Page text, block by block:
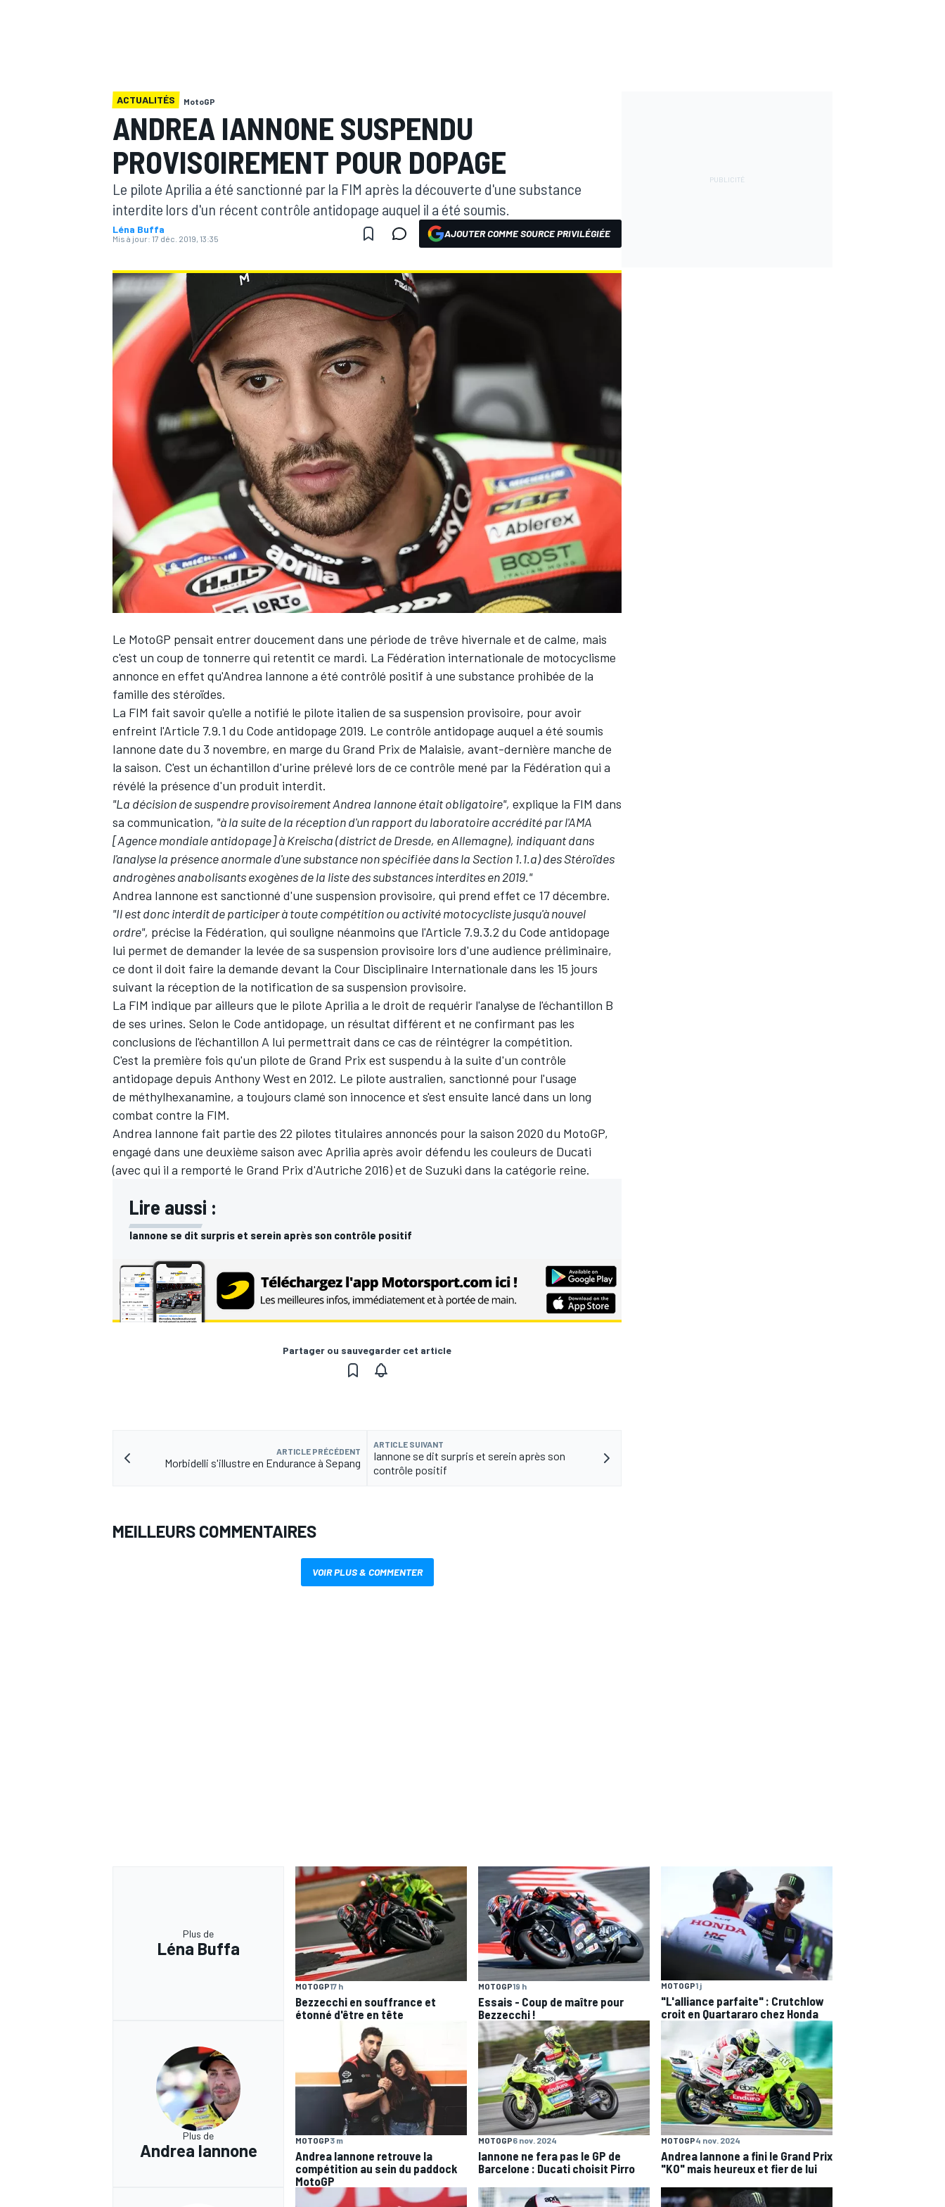
MOTOGP
WRC
WEC
ACTUALITÉS MotoGP
ANDREA IANNONE SUSPENDU
PROVISOIREMENT POUR DOPAGE
Le pilote Aprilia a été sanctionné par la FIM après la découverte d'une substance
interdite lors d'un récent contrôle antidopage auquel il a été soumis.
Léna Buffa
Mis à jour: 17 déc. 2019, 13:35 AJOUTER COMME SOURCE PRIVILÉGIÉE
Le MotoGP pensait entrer doucement dans une période de trêve hivernale et de calme, mais
c'est un coup de tonnerre qui retentit ce mardi. La Fédération internationale de motocyclisme
annonce en effet qu'Andrea Iannone a été contrôlé positif à une substance prohibée de la
famille des stéroïdes.
La FIM fait savoir qu'elle a notifié le pilote italien de sa suspension provisoire, pour avoir
enfreint l'Article 7.9.1 du Code antidopage 2019. Le contrôle antidopage auquel a été soumis
Iannone date du 3 novembre, en marge du Grand Prix de Malaisie, avant-dernière manche de
la saison. C'est un échantillon d'urine prélevé lors de ce contrôle mené par la Fédération qui a
révélé la présence d'un produit interdit.
"La décision de suspendre provisoirement Andrea Iannone était obligatoire", explique la FIM dans
sa communication, "à la suite de la réception d'un rapport du laboratoire accrédité par l'AMA
[Agence mondiale antidopage] à Kreischa (district de Dresde, en Allemagne), indiquant dans
l'analyse la présence anormale d'une substance non spécifiée dans la Section 1.1.a) des Stéroïdes
androgènes anabolisants exogènes de la liste des substances interdites en 2019."
Andrea Iannone est sanctionné d'une suspension provisoire, qui prend effet ce 17 décembre.
"Il est donc interdit de participer à toute compétition ou activité motocycliste jusqu'à nouvel
ordre", précise la Fédération, qui souligne néanmoins que l'Article 7.9.3.2 du Code antidopage
lui permet de demander la levée de sa suspension provisoire lors d'une audience préliminaire,
ce dont il doit faire la demande devant la Cour Disciplinaire Internationale dans les 15 jours
suivant la réception de la notification de sa suspension provisoire.
La FIM indique par ailleurs que le pilote Aprilia a le droit de requérir l'analyse de l'échantillon B
de ses urines. Selon le Code antidopage, un résultat différent et ne confirmant pas les
conclusions de l'échantillon A lui permettrait dans ce cas de réintégrer la compétition.
C'est la première fois qu'un pilote de Grand Prix est suspendu à la suite d'un contrôle
antidopage depuis Anthony West en 2012. Le pilote australien, sanctionné pour l'usage
de méthylhexanamine, a toujours clamé son innocence et s'est ensuite lancé dans un long
combat contre la FIM.
Andrea Iannone fait partie des 22 pilotes titulaires annoncés pour la saison 2020 du MotoGP,
engagé dans une deuxième saison avec Aprilia après avoir défendu les couleurs de Ducati
(avec qui il a remporté le Grand Prix d'Autriche 2016) et de Suzuki dans la catégorie reine.
Lire aussi :
Iannone se dit surpris et serein après son contrôle positif
Partager ou sauvegarder cet article
ARTICLE PRÉCÉDENT
Morbidelli s'illustre en Endurance à Sepang
ARTICLE SUIVANT
Iannone se dit surpris et serein après son
contrôle positif
MEILLEURS COMMENTAIRES
VOIR PLUS & COMMENTER
Plus de
Léna Buffa
MOTOGP17 h
Bezzecchi en souffrance et
étonné d'être en tête
MOTOGP19 h
Essais - Coup de maître pour
Bezzecchi !
MOTOGP1 j
"L'alliance parfaite" : Crutchlow
croit en Quartararo chez Honda
Plus de
Andrea Iannone
MOTOGP3 m
Andrea Iannone retrouve la
compétition au sein du paddock
MotoGP
MOTOGP6 nov. 2024
Iannone ne fera pas le GP de
Barcelone : Ducati choisit Pirro
MOTOGP4 nov. 2024
Andrea Iannone a fini le Grand Prix
"KO" mais heureux et fier de lui